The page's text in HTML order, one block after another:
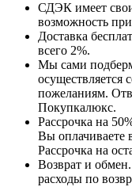
СДЭК имеет
возможность
Доставка
всего 2%.
Мы сами
осуществляется
пожеланиям.
Покупкалюкс.
Рассрочка на
Вы оплачиваете
Рассрочка на
Возврат и
расходы по